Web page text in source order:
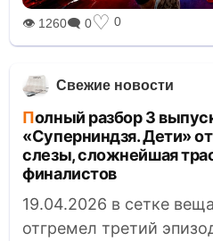
👁 1260🗨 0♡ 0
Свежие новости
Полный разбор 3 выпуска 3 сезона
«Суперниндзя. Дети»
слезы, сложнейшая
финалистов
19.04.2026 в сетке
отгремел третий